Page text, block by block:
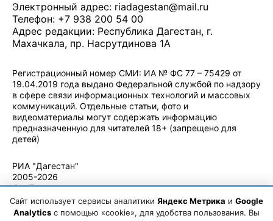
Электронный адрес: riadagestan@mail.ru
Телефон: +7 938 200 54 00
Адрес редакции: Республика Дагестан, г.
Махачкала, пр. Насрутдинова 1А
Регистрационный номер СМИ: ИА № ФС 77 – 75429 от
19.04.2019 года выдано Федеральной службой по надзору
в сфере связи информационных технологий и массовых
коммуникаций. Отдельные статьи, фото и
видеоматериалы могут содержать информацию
предназначенную для читателей 18+ (запрещено для
детей)
РИА "Дагестан"
2005-2026
© - Правила
использования
материалов.
Сайт использует сервисы аналитики Яндекс Метрика и Google
Analytics с помощью «cookie», для удобства пользования. Вы